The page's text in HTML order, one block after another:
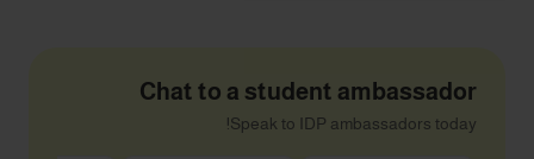
Chat to a student ambassador
Speak to IDP ambassadors today!